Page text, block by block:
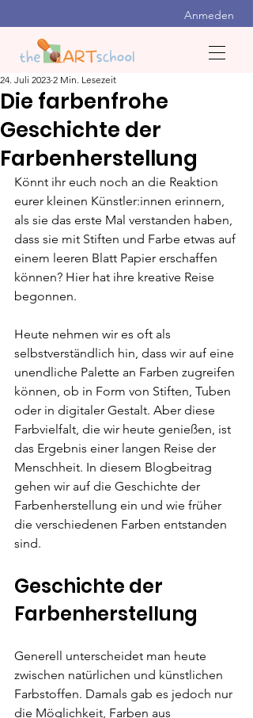
Anmeden
Die farbenfrohe
Geschichte der
Farbenherstellung
24. Juli 2023 2 Min. Lesezeit
Könnt ihr euch noch an die Reaktion
eurer kleinen Künstler:innen erinnern,
als sie das erste Mal verstanden haben,
dass sie mit Stiften und Farbe etwas auf
einem leeren Blatt Papier erschaffen
können? Hier hat ihre kreative Reise
begonnen.
Heute nehmen wir es oft als
selbstverständlich hin, dass wir auf eine
unendliche Palette an Farben zugreifen
können, ob in Form von Stiften, Tuben
oder in digitaler Gestalt. Aber diese
Farbvielfalt, die wir heute genießen, ist
das Ergebnis einer langen Reise der
Menschheit. In diesem Blogbeitrag
gehen wir auf die Geschichte der
Farbenherstellung ein und wie früher
die verschiedenen Farben entstanden
sind.
Geschichte der
Farbenherstellung
Generell unterscheidet man heute
zwischen natürlichen und künstlichen
Farbstoffen. Damals gab es jedoch nur
die Möglichkeit, Farben aus